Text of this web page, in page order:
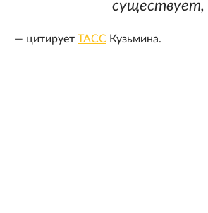
существует,
— цитирует ТАСС Кузьмина.